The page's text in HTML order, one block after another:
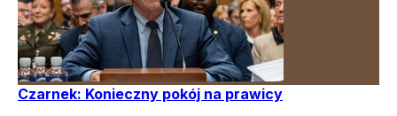
Czarnek: Konieczny pokój na prawicy